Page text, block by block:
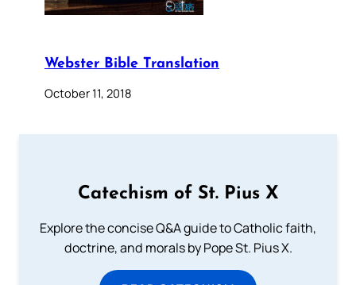
Webster Bible Translation
October 11, 2018
Catechism of St. Pius X
Explore the concise Q&A guide to Catholic faith,
doctrine, and morals by Pope St. Pius X.